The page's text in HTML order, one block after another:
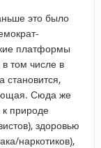
это было
платформы
том числе в
становится,
Сюда же
природе
здоровью
наркотиков),